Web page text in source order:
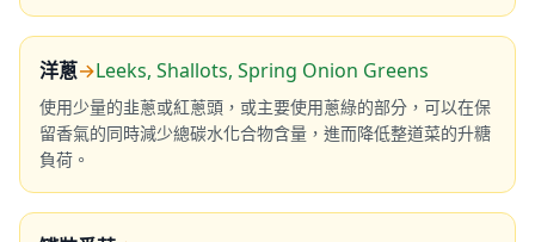
洋蔥→Leeks, Shallots, Spring Onion Greens
使用少量的韭蔥或紅蔥頭，或主要使用蔥綠的部分，可以在保
留香氣的同時減少總碳水化合物含量，進而降低整道菜的升糖
負荷。